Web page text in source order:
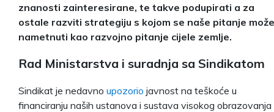
znanosti zainteresirane, te takve podupirati a za
ostale razviti strategiju s kojom se naše pitanje može
nametnuti kao razvojno pitanje cijele zemlje.
Rad Ministarstva i suradnja sa Sindikatom
Sindikat je nedavno upozorio javnost na teškoće u
financiranju naših ustanova i sustava visokog obrazovanja